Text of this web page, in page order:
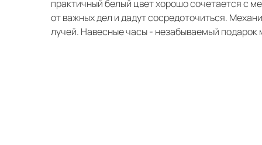
практичный белый цвет хорошо сочетается с
от важных дел и дадут сосредоточиться.
лучей. Навесные часы - незабываемый